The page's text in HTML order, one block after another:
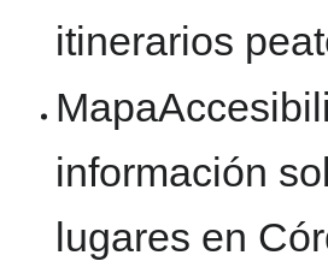
itinerarios
información
lugares en